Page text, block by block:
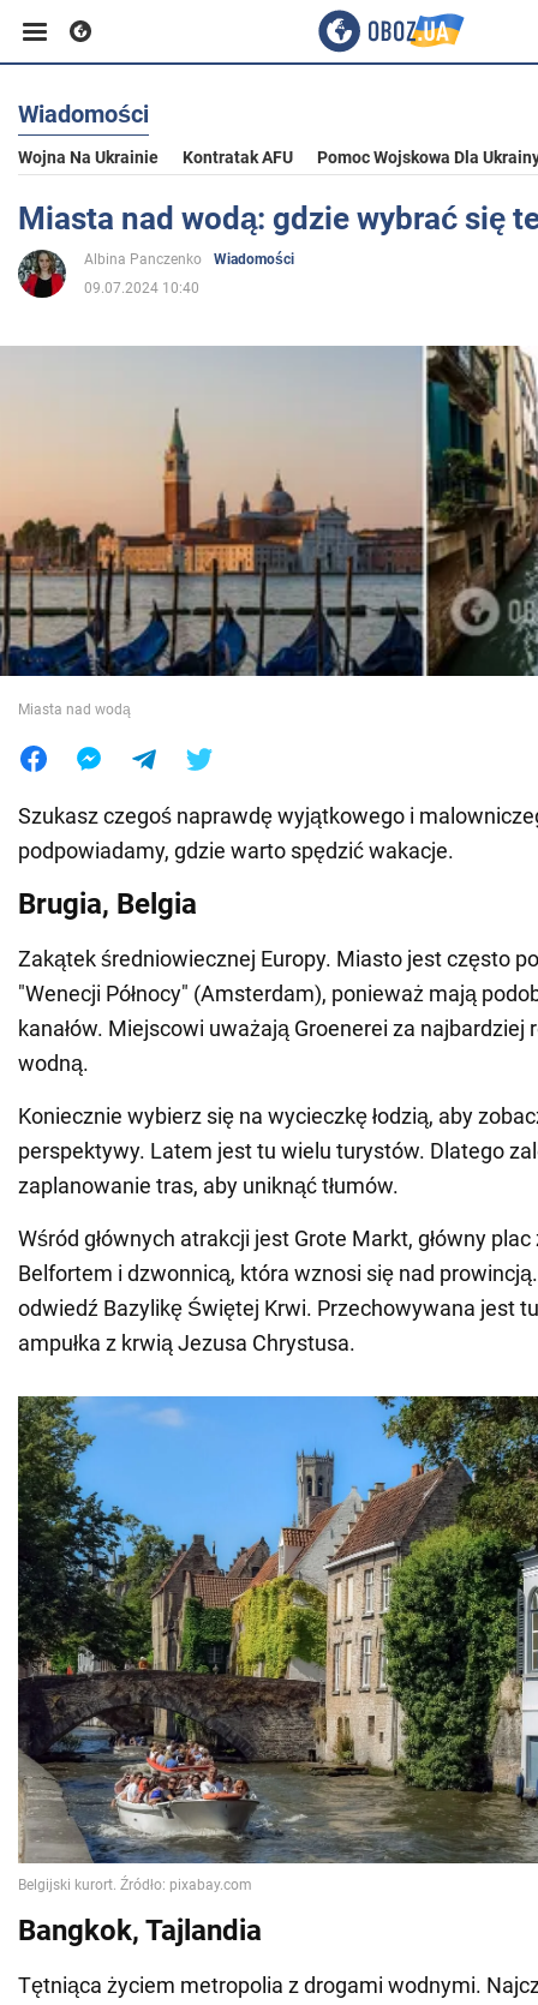
Biznes
Sport
Rozrywka
Społeczeństwo
Wojna na Ukrainie
Świat
Jedzenie
Wiadomości
Wojna Na Ukrainie Kontratak AFU Pomoc Wojskowa Dla
Miasta nad wodą: gdzie wybrać się
Albina Panczenko
Wiadomości
09.07.2024 10:40
Miasta nad wodą
Szukasz czegoś naprawdę wyjątkowego i
podpowiadamy, gdzie warto spędzić wakacje.
Brugia, Belgia
Zakątek średniowiecznej Europy. Miasto jest często
"Wenecji Północy" (Amsterdam), ponieważ mają
kanałów. Miejscowi uważają Groenerei za najbardziej
wodną.
Koniecznie wybierz się na wycieczkę łodzią, aby
perspektywy. Latem jest tu wielu turystów. Dlatego
zaplanowanie tras, aby uniknąć tłumów.
Wśród głównych atrakcji jest Grote Markt, główny
Belfortem i dzwonnicą, która wznosi się nad
odwiedź Bazylikę Świętej Krwi. Przechowywana jest
ampułka z krwią Jezusa Chrystusa.
Bangkok, Tajlandia
Tętniąca życiem metropolia z drogami wodnymi.